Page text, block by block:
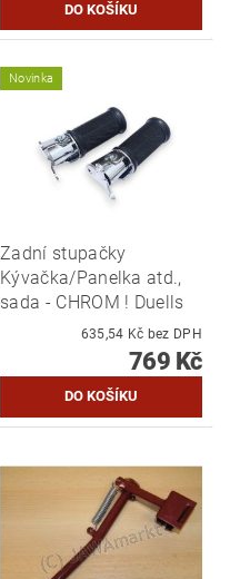
Novinka
Zadní stupačky
Kývačka/Panelka atd.,
sada - CHROM ! Duells
635,54 Kč bez DPH
769 Kč